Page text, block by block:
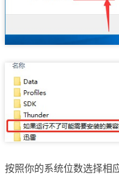
按照你的系统位数选择相